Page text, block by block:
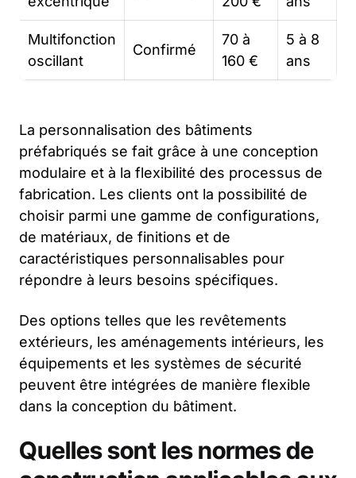
Multifonction
oscillant
Confirmé
70 à
160 €
5 à 8
ans
La personnalisation des bâtiments
préfabriqués se fait grâce à une conception
modulaire et à la flexibilité des processus de
fabrication. Les clients ont la possibilité de
choisir parmi une gamme de configurations,
de matériaux, de finitions et de
caractéristiques personnalisables pour
répondre à leurs besoins spécifiques.
Des options telles que les revêtements
extérieurs, les aménagements intérieurs, les
équipements et les systèmes de sécurité
peuvent être intégrées de manière flexible
dans la conception du bâtiment.
Quelles sont les normes de